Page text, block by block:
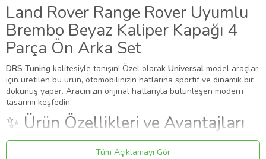
Land Rover Range Rover Uyumlu
Brembo Beyaz Kaliper Kapağı 4
Parça Ön Arka Set
DRS Tuning kalitesiyle tanışın! Özel olarak Universal model araçlar
için üretilen bu ürün, otomobilinizin hatlarına sportif ve dinamik bir
dokunuş yapar. Aracınızın orijinal hatlarıyla bütünleşen modern
tasarımı keşfedin.
✨ Ürün Özellikleri ve Avantajları
✔Birebir Uyum:Aracınızın orijinal ölçülerine sadık kalınarak
Tüm Açıklamayı Gör